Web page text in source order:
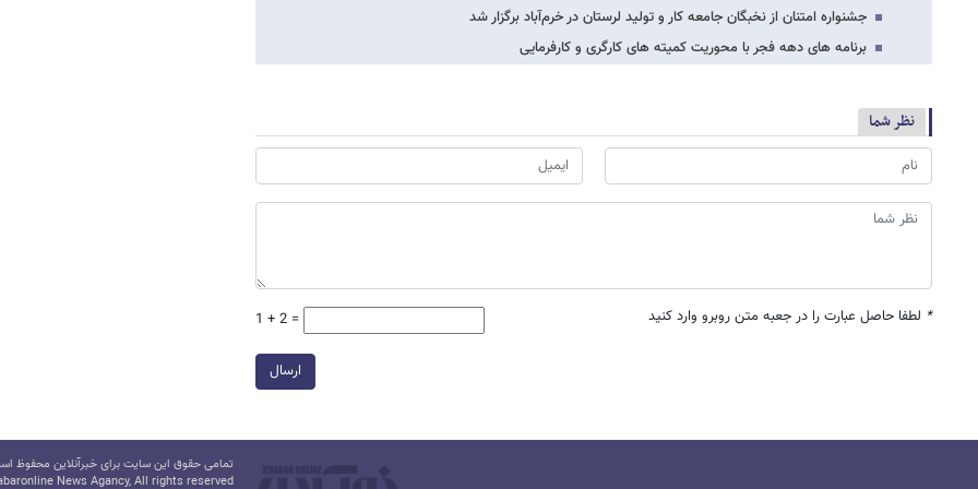
جشنواره امتنان از نخبگان جامعه کار و تولید لرستان در خرم‌آباد برگزار شد
برنامه های دهه فجر با محوریت کمیته های کارگری و کارفرمایی
نظر شما
* لطفا حاصل عبارت را در جعبه متن روبرو وارد کنید 1 + 2 =
ارسال
تمامی حقوق این سایت برای خبرآنلاین محفوظ
News Agancy, All rights reserved